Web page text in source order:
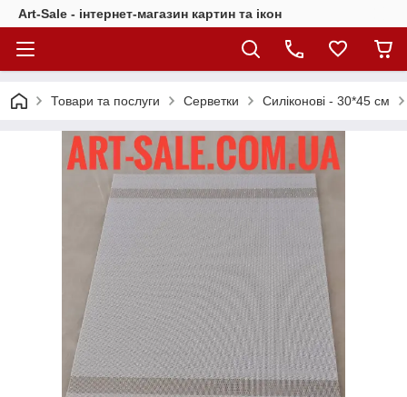
Art-Sale - інтернет-магазин картин та ікон
Товари та послуги Серветки Силіконові - 30*45 см